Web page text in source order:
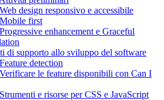
design responsivo e accessibile
first
enhancement e Graceful
di supporto allo sviluppo del software
detection
le feature disponibili con Can I
e risorse per CSS e JavaScript